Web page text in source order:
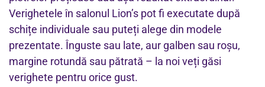
Verighetele în salonul Lion’s pot fi executate după
schițe individuale sau puteți alege din modele
prezentate. Înguste sau late, aur galben sau roșu,
margine rotundă sau pătrată – la noi veți găsi
verighete pentru orice gust.